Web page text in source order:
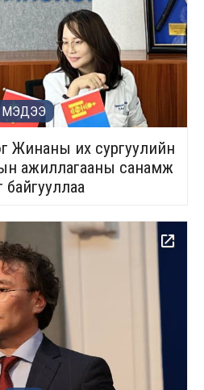
МЭДЭЭ
Жинаны их сургуулийн
ажиллагааны санамж
байгууллаа